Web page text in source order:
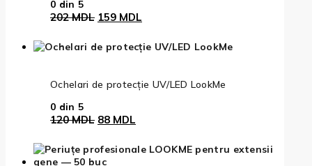
0 din 5
202MDL Prețul
a
fost:
159 MDL
este:
159 MDL.
Ochelari de protecție UV/LED LookMe
0 din 5
120MDL Prețul
a
fost:
88 MDL
este: